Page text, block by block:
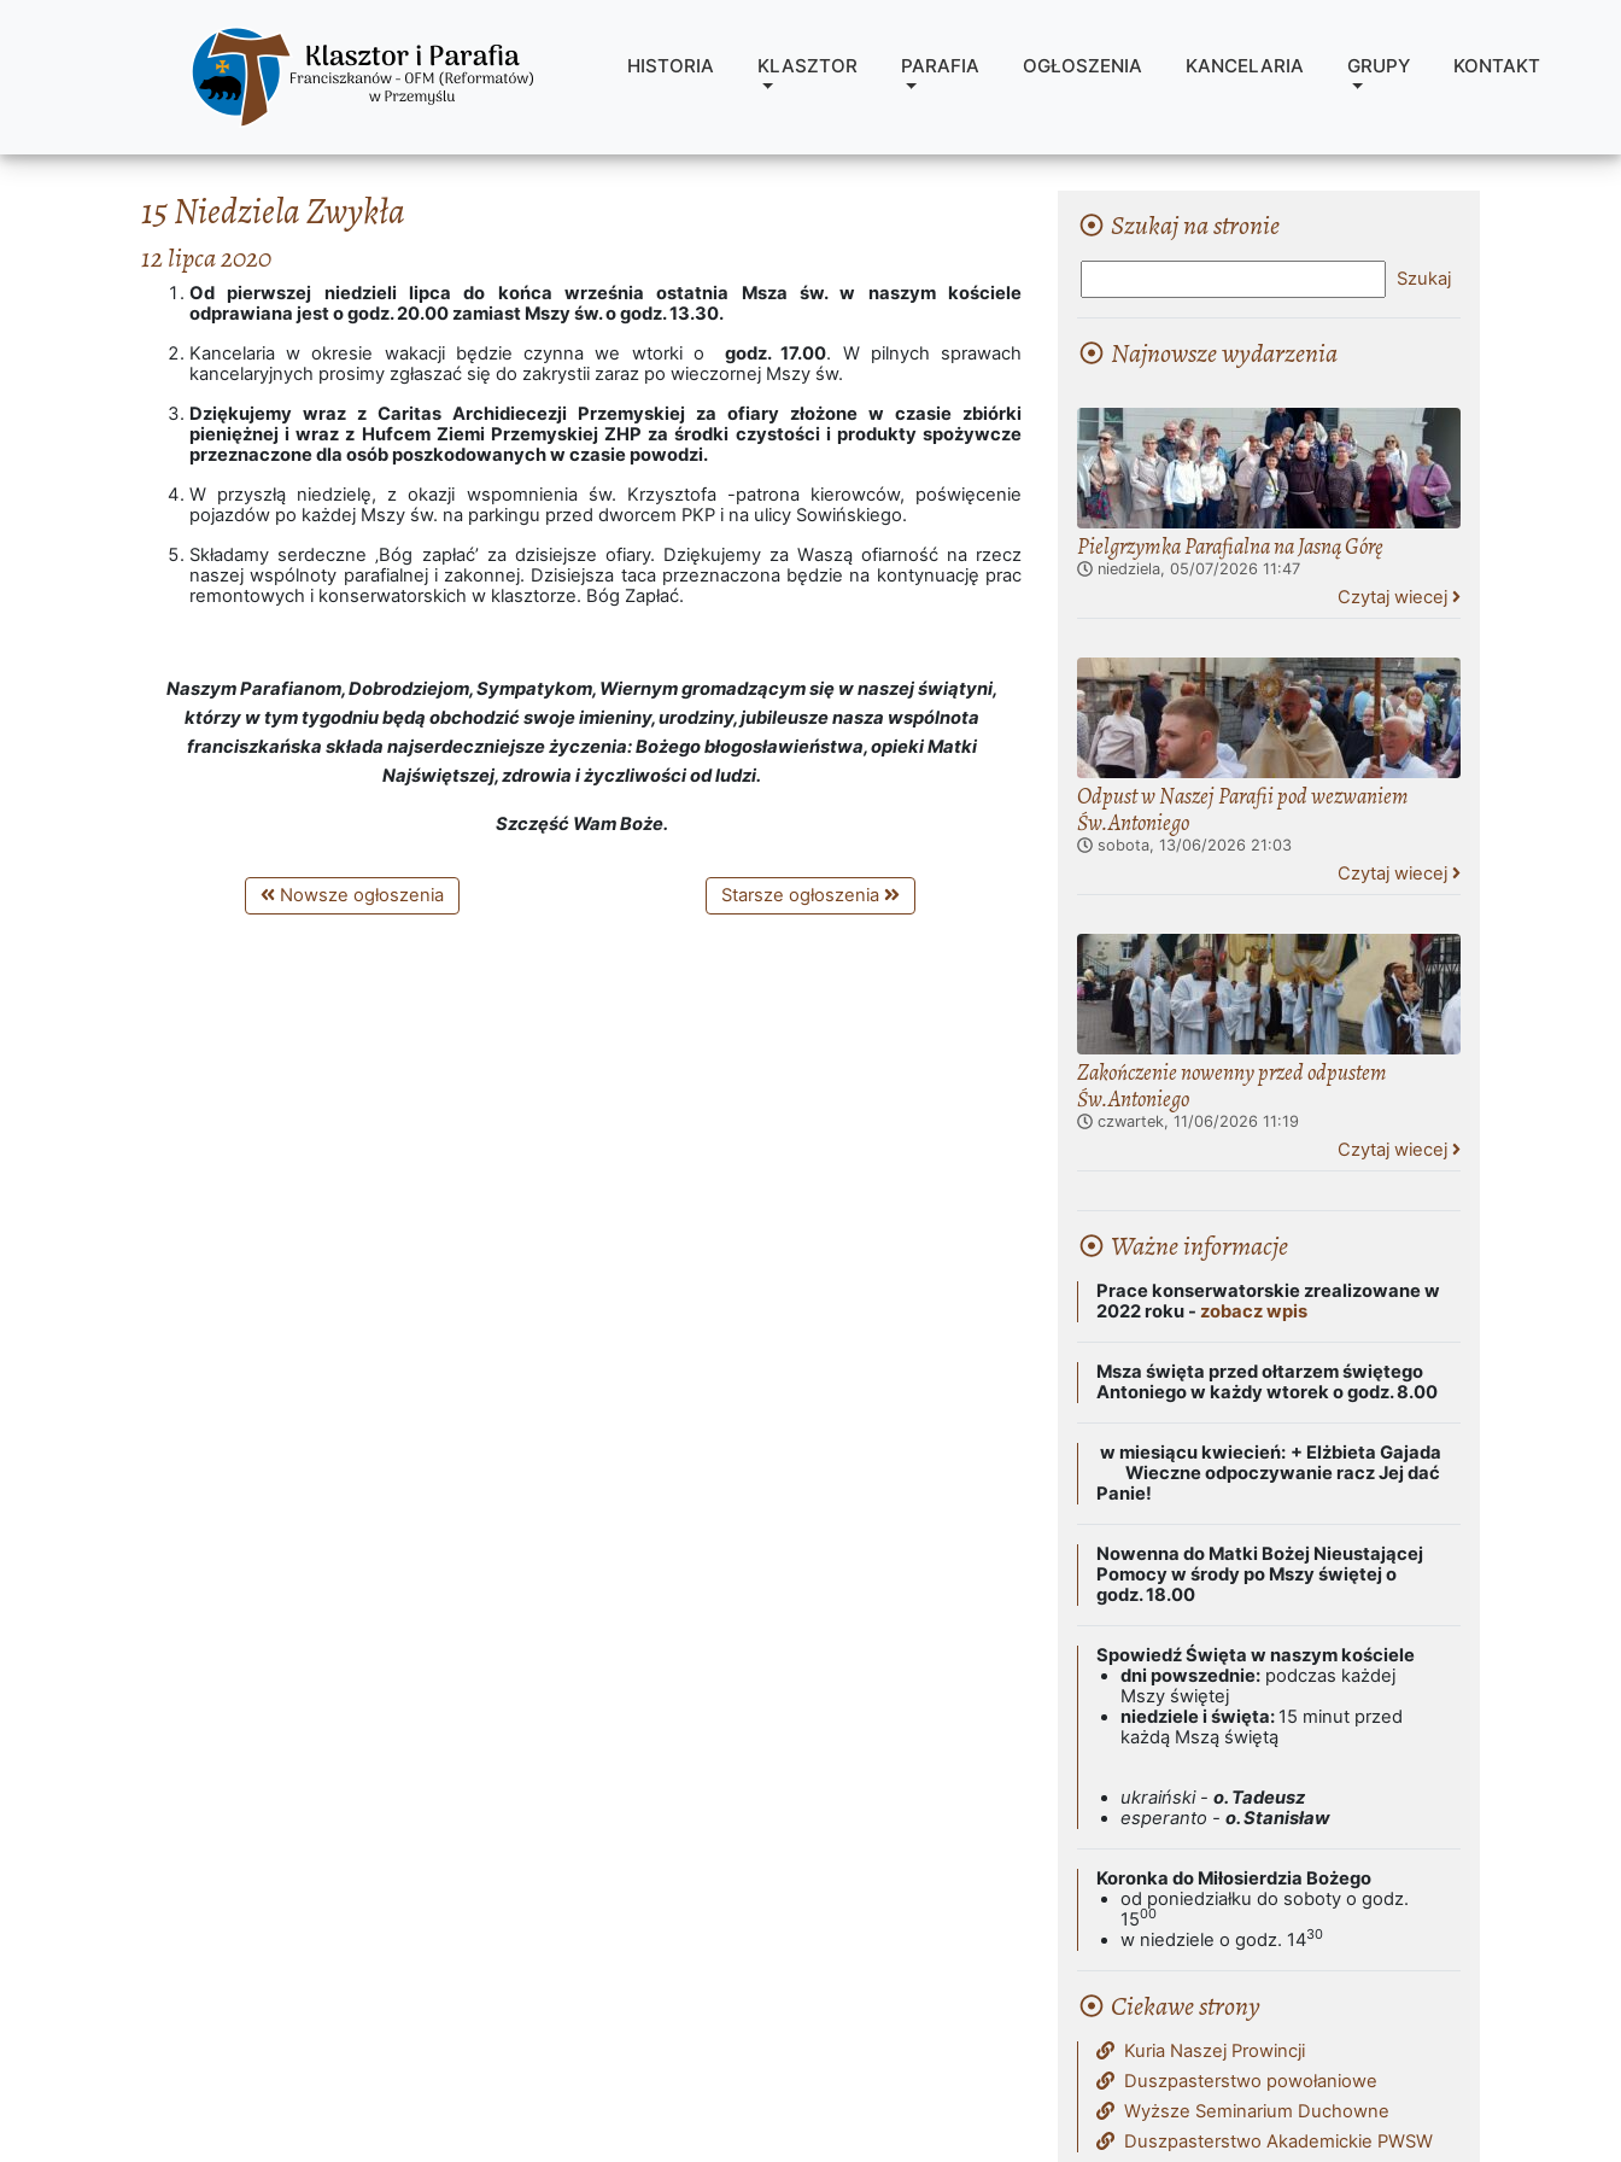
HISTORIA KLASZTOR PARAFIA OGŁOSZENIA KANCELARIA GRUPY KONTAKT
15 Niedziela Zwykła
12 lipca 2020
Od pierwszej niedzieli lipca do końca września ostatnia Msza św. w naszym kościele
odprawiana jest o godz. 20.00 zamiast Mszy św. o godz. 13.30.
Kancelaria w okresie wakacji będzie czynna we wtorki o
godz. 17.00. W pilnych sprawach
kancelaryjnych prosimy zgłaszać się do zakrystii zaraz po wieczornej Mszy św.
Dziękujemy wraz z Caritas Archidiecezji Przemyskiej za ofiary złożone w czasie zbiórki
pieniężnej i wraz z Hufcem Ziemi Przemyskiej ZHP za środki czystości i produkty spożywcze
przeznaczone dla osób poszkodowanych w czasie powodzi.
W przyszłą niedzielę, z okazji wspomnienia św. Krzysztofa -patrona kierowców, poświęcenie
pojazdów po każdej Mszy św. na parkingu przed dworcem PKP i na ulicy Sowińskiego.
Składamy serdeczne ‚Bóg zapłać’ za dzisiejsze ofiary. Dziękujemy za Waszą ofiarność na rzecz
naszej wspólnoty parafialnej i zakonnej. Dzisiejsza taca przeznaczona będzie na kontynuację prac
remontowych i konserwatorskich w klasztorze. Bóg Zapłać.
Naszym Parafianom, Dobrodziejom, Sympatykom, Wiernym gromadzącym się w naszej świątyni,
którzy w tym tygodniu będą obchodzić swoje imieniny, urodziny, jubileusze nasza wspólnota
franciszkańska składa najserdeczniejsze życzenia: Bożego błogosławieństwa, opieki Matki
Najświętszej, zdrowia i życzliwości od ludzi.
Szczęść Wam Boże.
Nowsze ogłoszenia Starsze ogłoszenia
Szukaj na stronie
Najnowsze wydarzenia
Pielgrzymka Parafialna na Jasną Górę
niedziela, 05/07/2026 11:47
Czytaj wiecej
Odpust w Naszej Parafii pod wezwaniem
Św.Antoniego
sobota, 13/06/2026 21:03
Czytaj wiecej
Zakończenie nowenny przed odpustem
Św.Antoniego
czwartek, 11/06/2026 11:19
Czytaj wiecej
Ważne informacje
Prace konserwatorskie zrealizowane w
2022 roku - zobacz wpis
Msza święta przed ołtarzem świętego
Antoniego w każdy wtorek o godz. 8.00
w miesiącu kwiecień: + Elżbieta Gajada
Wieczne odpoczywanie racz Jej dać
Panie!
Nowenna do Matki Bożej Nieustającej
Pomocy w środy po Mszy świętej o
godz. 18.00
Spowiedź Święta w naszym kościele
dni powszednie: podczas każdej
Mszy świętej
niedziele i święta: 15 minut przed
każdą Mszą świętą
ukraiński - o. Tadeusz
esperanto - o. Stanisław
Koronka do Miłosierdzia Bożego
od poniedziałku do soboty o godz.
1500
w niedziele o godz. 1430
Ciekawe strony
Kuria Naszej Prowincji
Duszpasterstwo powołaniowe
Wyższe Seminarium Duchowne
Duszpasterstwo Akademickie PWSW